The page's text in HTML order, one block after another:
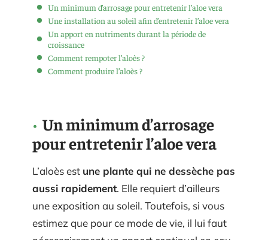
Un minimum d’arrosage pour entretenir l’aloe vera
Une installation au soleil afin d’entretenir l’aloe vera
Un apport en nutriments durant la période de
croissance
Comment rempoter l’aloès ?
Comment produire l’aloès ?
Un minimum d’arrosage
pour entretenir l’aloe vera
L’aloès est une plante qui ne dessèche pas
aussi rapidement. Elle requiert d’ailleurs
une exposition au soleil. Toutefois, si vous
estimez que pour ce mode de vie, il lui faut